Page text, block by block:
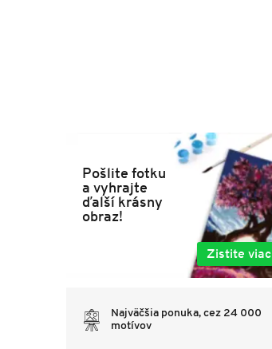
Pošlite fotku
a vyhrajte
ďalší krásny
obraz!
Zistite viac
Najväčšia ponuka, cez 24 000
motívov